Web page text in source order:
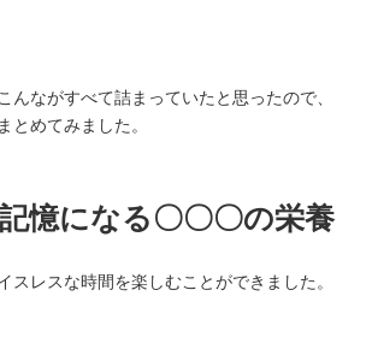
んながすべて詰まっていたと思ったので、
とめてみました。
憶になる〇〇〇の栄養
スレスな時間を楽しむことができました。